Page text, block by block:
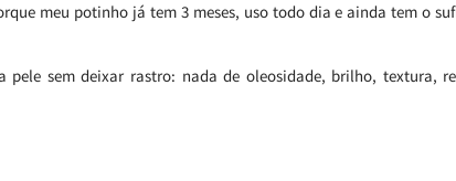
meu potinho já tem 3 meses, uso todo dia e ainda tem o
pele sem deixar rastro: nada de oleosidade, brilho, textura,